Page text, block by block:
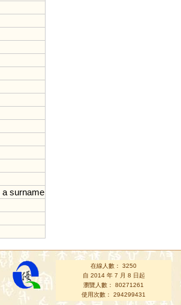
a surname
在線人數： 3250
自 2014 年 7 月 8 日起
瀏覽人數： 80271261
使用次數： 294299431